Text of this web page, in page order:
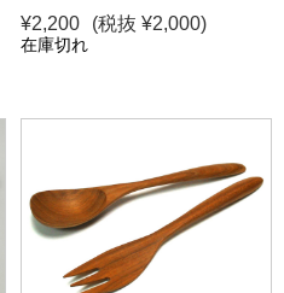
¥2,200
(税抜 ¥2,000)
在庫切れ